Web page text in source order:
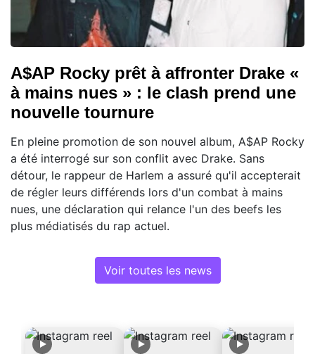
A$AP Rocky prêt à affronter Drake «
à mains nues » : le clash prend une
nouvelle tournure
En pleine promotion de son nouvel album, A$AP Rocky
a été interrogé sur son conflit avec Drake. Sans
détour, le rappeur de Harlem a assuré qu'il accepterait
de régler leurs différends lors d'un combat à mains
nues, une déclaration qui relance l'un des beefs les
plus médiatisés du rap actuel.
Voir toutes les news